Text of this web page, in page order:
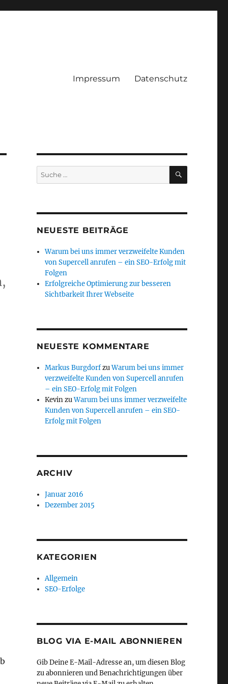
Impressum Datenschutz
Suche
nach:
SUCHEN
NEUESTE BEITRÄGE
Warum bei uns immer verzweifelte Kunden
von Supercell anrufen – ein SEO-Erfolg mit
Folgen
Erfolgreiche Optimierung zur besseren
Sichtbarkeit Ihrer Webseite
NEUESTE KOMMENTARE
Markus BurgdorfzuWarum bei uns immer
verzweifelte Kunden von Supercell anrufen
– ein SEO-Erfolg mit Folgen
KevinzuWarum bei uns immer verzweifelte
Kunden von Supercell anrufen – ein SEO-
Erfolg mit Folgen
ARCHIV
Januar 2016
Dezember 2015
KATEGORIEN
Allgemein
SEO-Erfolge
BLOG VIA E-MAIL ABONNIEREN
Gib Deine E-Mail-Adresse an, um diesen Blog
zu abonnieren und Benachrichtigungen über